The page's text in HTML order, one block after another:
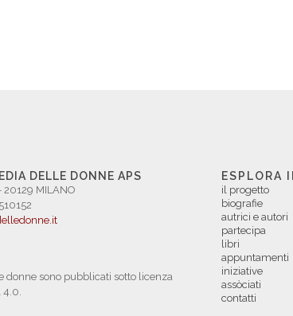
DELLE DONNE APS
MILANO
sono pubblicati sotto licenza
4.0.
ESPLORA
il progetto
biografie
autrici e autori
partecipa
libri
appuntamenti
iniziative
assòciati
contatti